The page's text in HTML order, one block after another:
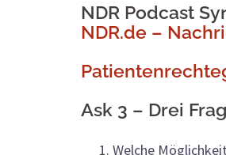
NDR Podcast
NDR.de –
Ask 3 – Drei
Welche